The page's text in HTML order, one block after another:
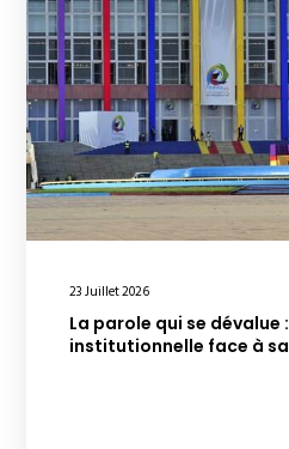
23 Juillet 2026
La parole qui se dévalue
institutionnelle face à